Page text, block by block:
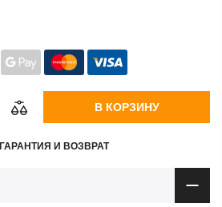
В КОРЗИНУ
ГАРАНТИЯ И ВОЗВРАТ